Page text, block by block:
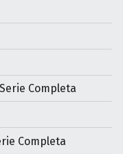
Completa
Completa